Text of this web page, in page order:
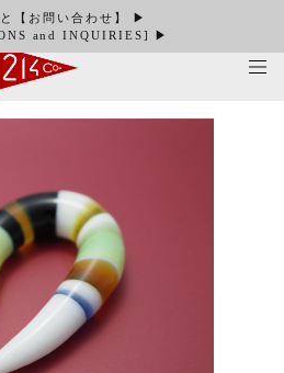
と【お問い合わせ】 ▶︎
and INQUIRIES] ▶︎